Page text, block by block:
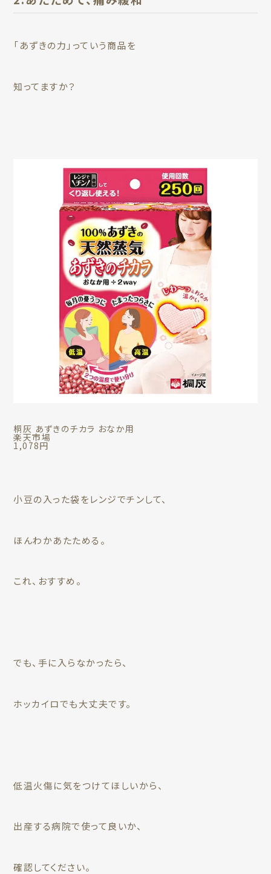
「あずきの力」っていう商品を
知ってますか？
桐灰 あずきのチカラ おなか用
楽天市場
1,078円
小豆の入った袋をレンジでチンして、
ほんわかあたためる。
これ、おすすめ。
でも、手に入らなかったら、
ホッカイロでも大丈夫です。
低温火傷に気をつけてほしいから、
出産する病院で使って良いか、
確認してください。